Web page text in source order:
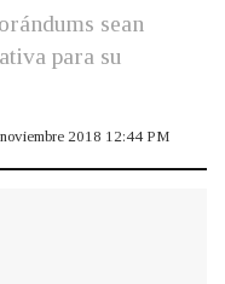
sean
para su
2018 12:44 PM